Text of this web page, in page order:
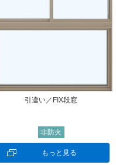
引違い／FIX段窓
非防火
もっと見る